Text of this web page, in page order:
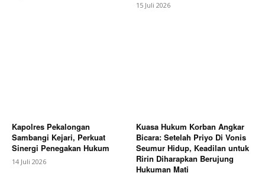
15 Juli 2026
Kapolres Pekalongan
Sambangi Kejari, Perkuat
Sinergi Penegakan Hukum
14 Juli 2026
Kuasa Hukum Korban Angkar
Bicara: Setelah Priyo Di Vonis
Seumur Hidup, Keadilan untuk
Ririn Diharapkan Berujung
Hukuman Mati